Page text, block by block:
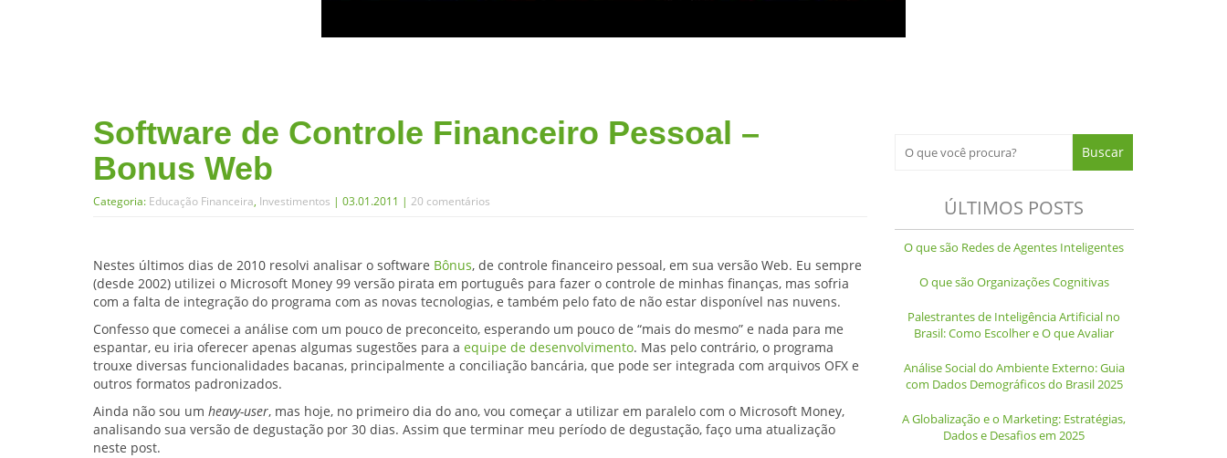
Software de Controle Financeiro Pessoal –
Bonus Web
Categoria: Educação Financeira, Investimentos | 03.01.2011 | 20 comentários
Nestes últimos dias de 2010 resolvi analisar o software Bônus, de controle financeiro pessoal, em sua versão Web. Eu sempre
(desde 2002) utilizei o Microsoft Money 99 versão pirata em português para fazer o controle de minhas finanças, mas sofria
com a falta de integração do programa com as novas tecnologias, e também pelo fato de não estar disponível nas nuvens.
Confesso que comecei a análise com um pouco de preconceito, esperando um pouco de “mais do mesmo” e nada para me
espantar, eu iria oferecer apenas algumas sugestões para a equipe de desenvolvimento. Mas pelo contrário, o programa
trouxe diversas funcionalidades bacanas, principalmente a conciliação bancária, que pode ser integrada com arquivos OFX e
outros formatos padronizados.
Ainda não sou um heavy-user, mas hoje, no primeiro dia do ano, vou começar a utilizar em paralelo com o Microsoft Money,
analisando sua versão de degustação por 30 dias. Assim que terminar meu período de degustação, faço uma atualização
neste post.
ÚLTIMOS POSTS
O que são Redes de Agentes Inteligentes
O que são Organizações Cognitivas
Palestrantes de Inteligência Artificial no
Brasil: Como Escolher e O que Avaliar
Análise Social do Ambiente Externo: Guia
com Dados Demográficos do Brasil 2025
A Globalização e o Marketing: Estratégias,
Dados e Desafios em 2025